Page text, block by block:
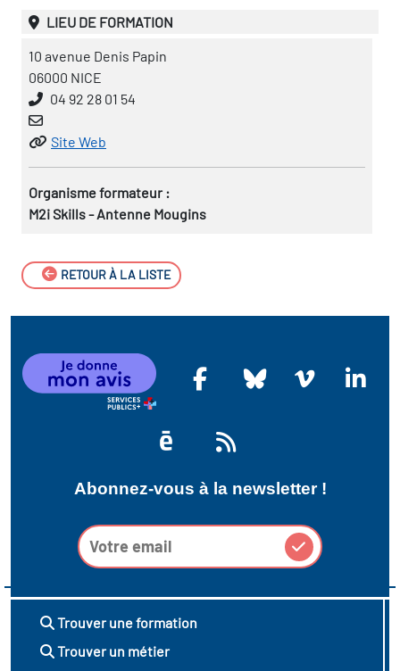
LIEU DE FORMATION
10 avenue Denis Papin
06000 NICE
04 92 28 01 54
Site Web
Organisme formateur :
M2i Skills - Antenne Mougins
RETOUR À LA LISTE
Abonnez-vous à la newsletter !
Trouver une formation
Trouver un métier